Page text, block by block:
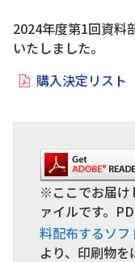
2024年度第1回資料
いたしました。
購入決定リスト
※ここでお届け
ァイルです。
料配布するソフ
より、印刷物